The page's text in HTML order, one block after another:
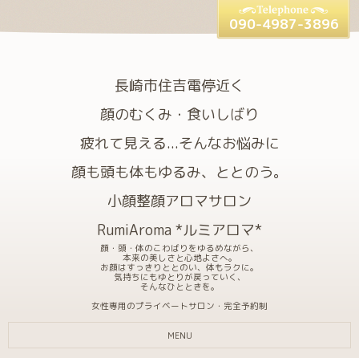
長崎市住吉電停近く
顔のむくみ・食いしばり
疲れて見える...そんなお悩みに
顔も頭も体もゆるみ、ととのう。
小顔整顔アロマサロン
RumiAroma *ルミアロマ*
顔・頭・体のこわばりをゆるめながら、
本来の美しさと心地よさへ。
お顔はすっきりととのい、体もラクに。
気持ちにもゆとりが戻っていく、
そんなひとときを。
女性専用のプライベートサロン・完全予約制
090-4987-3896
MENU